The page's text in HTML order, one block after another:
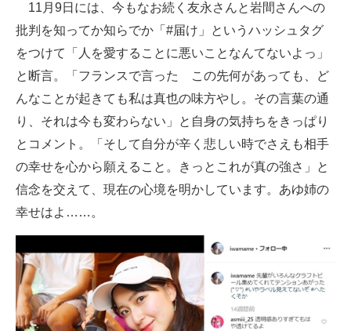
11月9日には、今もなお続く友永さんと岩間さんへの
批判を知ってか知らでか「#届け」というハッシュタグ
をつけて「人を愛することに悪いことなんてないよっ」
と断言。「フランスで言った この先何があっても、ど
んなことが起きても私は真也の味方やし。その言葉の通
り、それは今も変わらない」と自身の気持ちをきっぱり
とコメント。「そして自分が辛く悲しい時でさえも相手
の幸せを心から願えること。きっとこれが真の強さ」と
信念を交えて、現在の心境を明かしています。あゆ姉の
幸せはよ……。